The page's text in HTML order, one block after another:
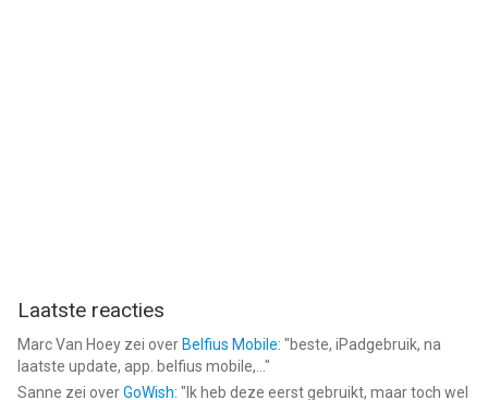
Laatste reacties
Marc Van Hoey zei over Belfius Mobile: "beste, iPadgebruik, na
laatste update, app. belfius mobile,... "
Sanne zei overGoWish: " Ik heb deze eerst gebruikt, maar toch wel